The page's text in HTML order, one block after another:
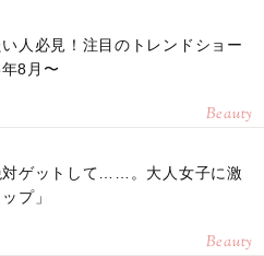
人必見！注目のトレンドショー
8月〜
Beauty
対ゲットして……。大人女子に激
プ」
Beauty